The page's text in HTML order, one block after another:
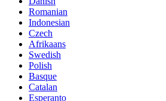
Romanian
Indonesian
Czech
Afrikaans
Swedish
Polish
Basque
Catalan
Esperanto